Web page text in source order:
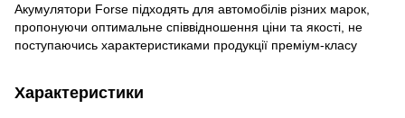
Акумулятори Forse підходять для автомобілів різних марок,
пропонуючи оптимальне співвідношення ціни та якості, не
поступаючись характеристиками продукції преміум-класу
Характеристики